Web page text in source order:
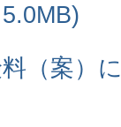
（案）